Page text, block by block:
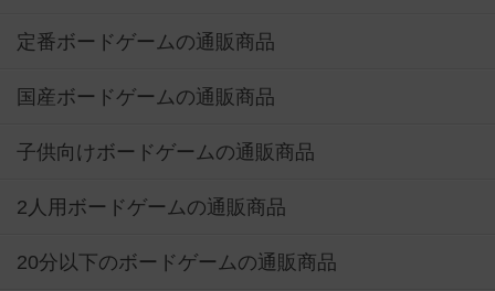
定番ボードゲームの通販商品
国産ボードゲームの通販商品
子供向けボードゲームの通販商品
2人用ボードゲームの通販商品
20分以下のボードゲームの通販商品